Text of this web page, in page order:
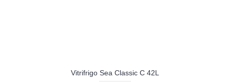
Vitrifrigo Sea Classic C 42L